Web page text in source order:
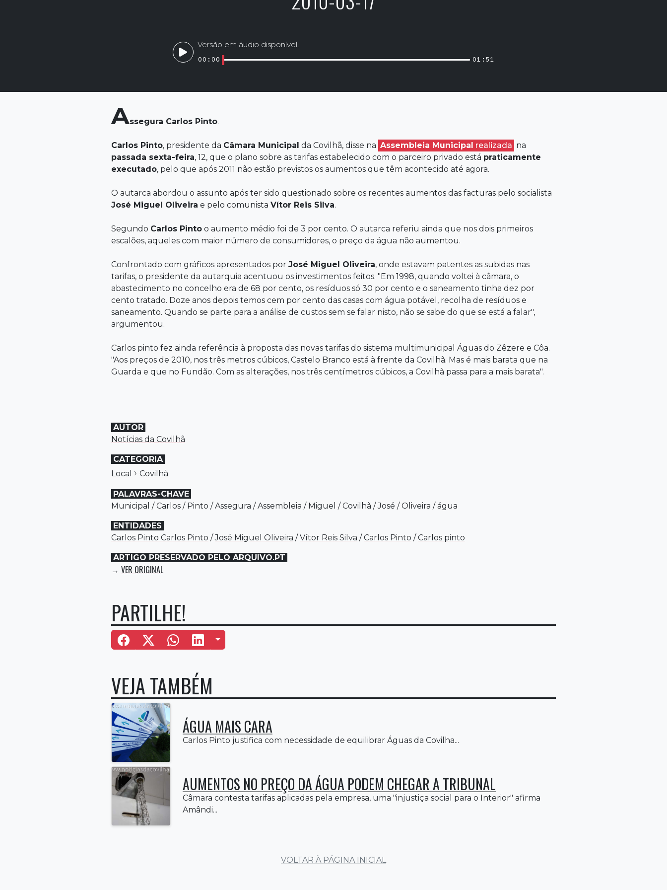
Versão em áudio disponível!
00:00 01:51
Assegura Carlos Pinto.
Carlos Pinto, presidente da Câmara Municipal da Covilhã, disse na Assembleia Municipal realizada na
passada sexta-feira, 12, que o plano sobre as tarifas estabelecido com o parceiro privado está praticamente
executado, pelo que após 2011 não estão previstos os aumentos que têm acontecido até agora.
O autarca abordou o assunto após ter sido questionado sobre os recentes aumentos das facturas pelo socialista
José Miguel Oliveira e pelo comunista Vítor Reis Silva.
Segundo Carlos Pinto o aumento médio foi de 3 por cento. O autarca referiu ainda que nos dois primeiros
escalões, aqueles com maior número de consumidores, o preço da água não aumentou.
Confrontado com gráficos apresentados por José Miguel Oliveira, onde estavam patentes as subidas nas
tarifas, o presidente da autarquia acentuou os investimentos feitos. "Em 1998, quando voltei à câmara, o
abastecimento no concelho era de 68 por cento, os resíduos só 30 por cento e o saneamento tinha dez por
cento tratado. Doze anos depois temos cem por cento das casas com água potável, recolha de resíduos e
saneamento. Quando se parte para a análise de custos sem se falar nisto, não se sabe do que se está a falar",
argumentou.
Carlos pinto fez ainda referência à proposta das novas tarifas do sistema multimunicipal Águas do Zêzere e Côa.
"Aos preços de 2010, nos três metros cúbicos, Castelo Branco está à frente da Covilhã. Mas é mais barata que na
Guarda e que no Fundão. Com as alterações, nos três centímetros cúbicos, a Covilhã passa para a mais barata".
AUTOR
Notícias da Covilhã
CATEGORIA
Local › Covilhã
PALAVRAS-CHAVE
Municipal /Carlos / Pinto /Assegura /Assembleia / Miguel /Covilhã /José /Oliveira /água
ENTIDADES
Carlos Pinto Carlos Pinto /José Miguel Oliveira /Vítor Reis Silva /Carlos Pinto /Carlos pinto
ARTIGO PRESERVADO PELO ARQUIVO.PT
→ VER ORIGINAL
PARTILHE!
Mais Opções
VEJA TAMBÉM
ÁGUA MAIS CARA
Carlos Pinto justifica com necessidade de equilibrar Águas da Covilha...
AUMENTOS NO PREÇO DA ÁGUA PODEM CHEGAR A TRIBUNAL
Câmara contesta tarifas aplicadas pela empresa, uma "injustiça social para o Interior" afirma
Amândi...
VOLTAR À PÁGINA INICIAL